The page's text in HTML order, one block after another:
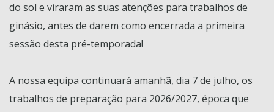
do sol e viraram as suas atenções para trabalhos de
ginásio, antes de darem como encerrada a primeira
sessão desta pré-temporada!
A nossa equipa continuará amanhã, dia 7 de julho, os
trabalhos de preparação para 2026/2027, época que